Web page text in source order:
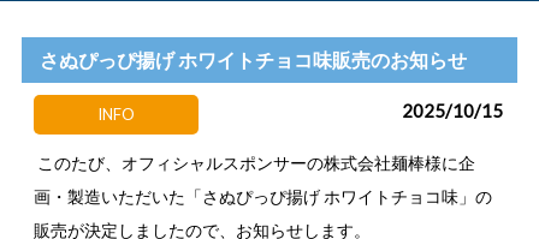
さぬぴっぴ揚げ ホワイトチョコ味販売のお知らせ
INFO 2025/10/15
このたび、オフィシャルスポンサーの株式会社麺棒様に企
画・製造いただいた「さぬぴっぴ揚げ ホワイトチョコ味」の
販売が決定しましたので、お知らせします。